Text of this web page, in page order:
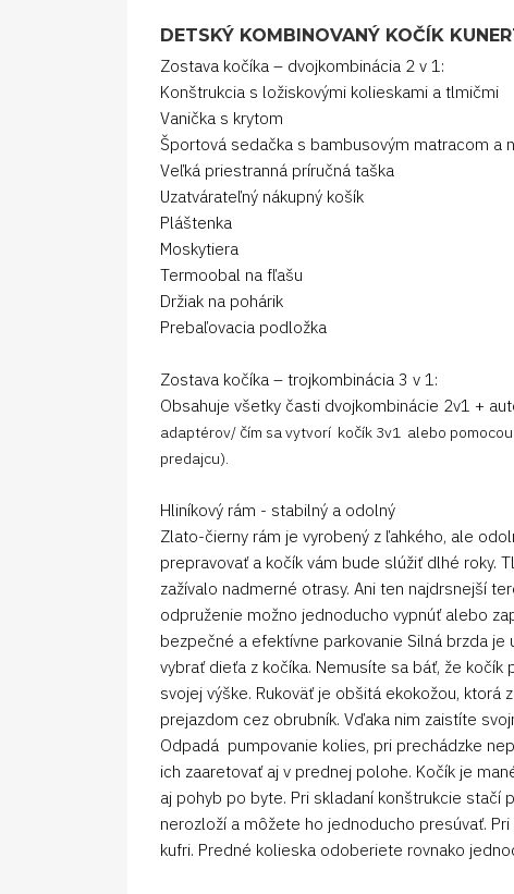
DETSKÝ KOMBINOVANÝ KOČÍK
Zostava kočíka – dvojkombinácia 2 v 1:
Konštrukcia s ložiskovými kolieskami a tlmičmi
Vanička s krytom
Športová sedačka s bambusovým matracom a
Veľká priestranná príručná taška
Uzatvárateľný nákupný košík
Pláštenka
Moskytiera
Termoobal na fľašu
Držiak na pohárik
Prebaľovacia podložka
Zostava kočíka – trojkombinácia 3 v 1:
Obsahuje všetky časti dvojkombinácie 2v1 +
adaptérov/ čím sa vytvorí kočík 3v1 alebo
predajcu).
Hliníkový rám - stabilný a odolný
Zlato-čierny rám je vyrobený z ľahkého, ale
prepravovať a kočík vám bude slúžiť dlhé roky.
zažívalo nadmerné otrasy. Ani ten najdrsnejší
odpruženie možno jednoducho vypnúť alebo
bezpečné a efektívne parkovanie Silná brzda
vybrať dieťa z kočíka. Nemusíte sa báť, že
svojej výške. Rukoväť je obšitá ekokožou,
prejazdom cez obrubník. Vďaka nim zaistíte
Odpadá pumpovanie kolies, pri prechádzke
ich zaaretovať aj v prednej polohe. Kočík je
aj pohyb po byte. Pri skladaní konštrukcie
nerozloží a môžete ho jednoducho presúvať.
kufri. Predné kolieska odoberiete rovnako